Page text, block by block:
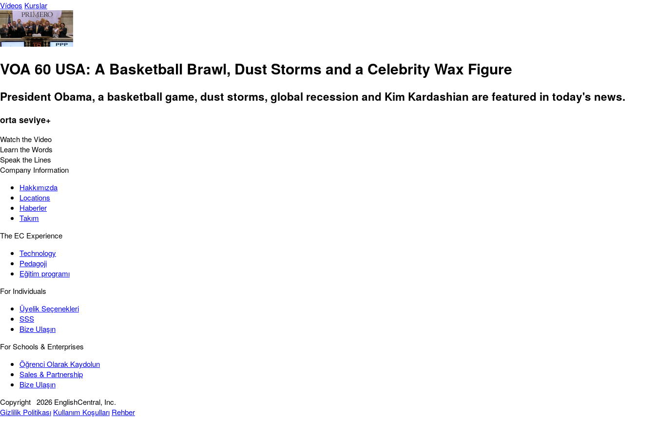
Vídeos Kurslar
VOA 60 USA: A Basketball Brawl, Dust Storms and a Celebrity Wax Figure
President Obama, a basketball game, dust storms, global recession and Kim Kardashian are featured in today's news.
orta seviye+
Watch the Video
Learn the Words
Speak the Lines
Company Information
Hakkımızda
Locations
Haberler
Takım
The EC Experience
Technology
Pedagoji
Eğitim programı
For Individuals
Üyelik Seçenekleri
SSS
Bize Ulaşın
For Schools & Enterprises
Öğrenci Olarak Kaydolun
Sales & Partnership
Bize Ulaşın
Copyright 2026 EnglishCentral, Inc.
Gizlilik Politikası Kullanım Koşulları Rehber